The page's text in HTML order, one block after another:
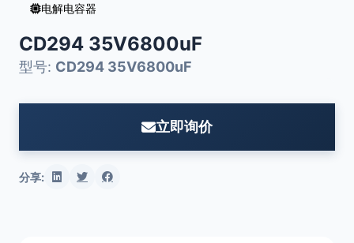
电解电容器
CD294 35V6800uF
型号: CD294 35V6800uF
立即询价
分享: